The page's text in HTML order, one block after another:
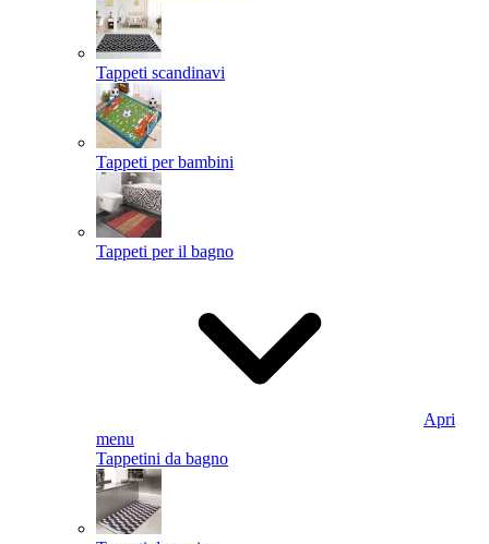
Tappeti scandinavi
Tappeti per bambini
Tappeti per il bagno
Apri
menu
Tappetini da bagno